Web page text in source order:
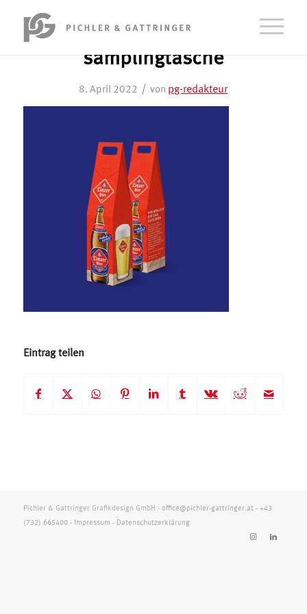
samplingtasche
8. April 2022 / von pg-redakteur
Eintrag teilen
Pichler & Gattringer Grafikdesign GmbH - office@pichler-gattringer.at - +43
(732) 665400- Impressum - Datenschutzerklärung